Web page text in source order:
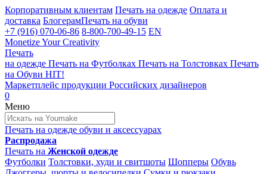
Корпоративным клиентам Печать на одежде Оплата и
доставка БлогерамПечать на обуви
+7 (916) 070-06-86 8-800-700-49-15 EN
Monetize Your Creativity
Печать
на одежде Печать на Футболках Печать на Толстовках Печать
на Обуви HIT!
Маркетплейс продукции Российских дизайнеров
0
Меню
Печать на одежде обуви и аксессуарах
Распродажа
Печать на Женской одежде
Футболки Толстовки, худи и свитшоты Шопперы Обувь